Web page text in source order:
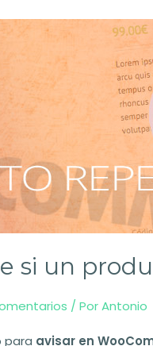
si un
/ PorAntonio
para avisar en